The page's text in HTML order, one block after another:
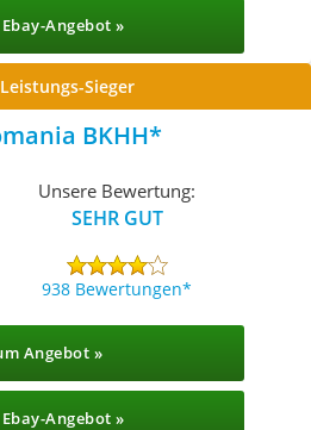
Angebot »
Sieger
BKHH
Unsere Bewertung:
SEHR GUT
938 Bewertungen
Angebot »
Angebot »